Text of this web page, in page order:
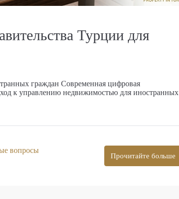
Турции для
граждан Современная цифровая
к управлению недвижимостью для иностранных
вопросы
Прочитайте больше